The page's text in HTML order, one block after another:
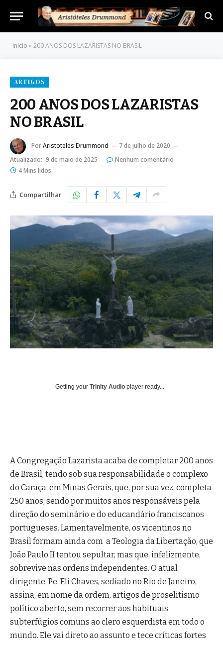
Início »200 ANOS DOS LAZARISTAS NO BRASIL
ARTIGOS
200 ANOS DOS LAZARISTAS
NO BRASIL
PorAristoteles Drummond
7 de julho de 2020
Atualizado: 9 de maio de 2025
Nenhum comentário
4 Mins lidos
Compartilhar
Getting your Trinity Audio player ready...
A Congregação Lazarista acaba de completar 200 anos
de Brasil, tendo sob sua responsabilidade o complexo
do Caraça, em Minas Gerais, que, por sua vez, completa
250 anos, sendo por muitos anos responsáveis pela
direção do seminário e do educandário franciscanos
portugueses. Lamentavelmente, os vicentinos no
Brasil formam ainda com a Teologia da Libertação, que
João Paulo II tentou sepultar, mas que, infelizmente,
sobrevive nas ordens independentes. O atual
dirigente, Pe. Eli Chaves, sediado no Rio de Janeiro,
assina, em nome da ordem, artigos de proselitismo
político aberto, sem recorrer aos habituais
subterfúgios comuns ao clero esquerdista em todo o
mundo. Ele vai direto ao assunto e tece críticas fortes